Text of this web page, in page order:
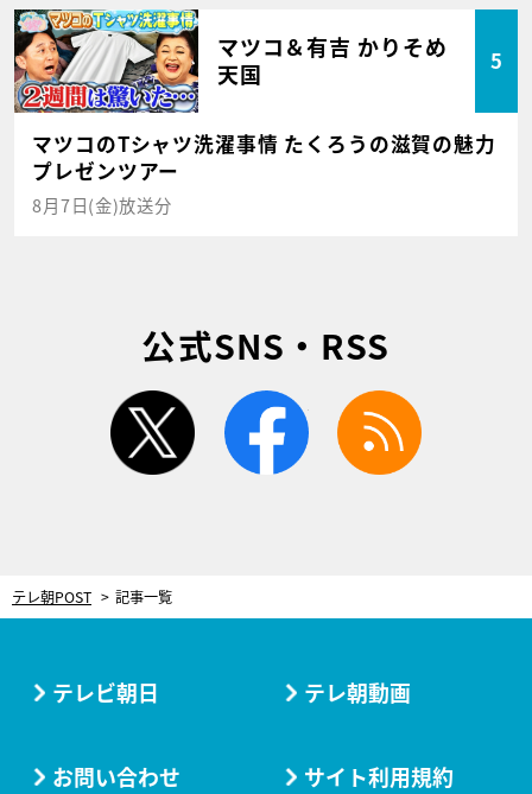
マツコ＆有吉 かりそめ
天国
5
マツコのTシャツ洗濯事情 たくろうの滋賀の魅力
プレゼンツアー
8月7日(金)放送分
公式SNS・RSS
twitter facebook
テレ朝POST 記事一覧
テレビ朝日 テレ朝動画
お問い合わせ サイト利用規約